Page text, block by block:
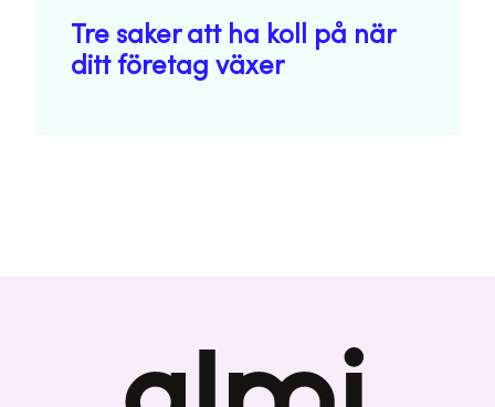
Tre saker att ha koll på när
ditt företag växer